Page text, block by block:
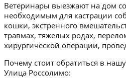
Ветеринары выезжают на дом
необходимым для кастрации
кошки, экстренного
травмах, тяжелых родах,
хирургической операции,
Почему стоит обратиться в
Улица Россолимо: